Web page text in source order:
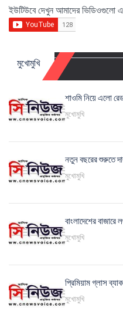
ইউটিউবে দেখুন আমাদের ভিডিওগুলো
মুখোমুখি
শাওমি নিয়ে এলো
মুখোমুখি
নতুন বছরের শুরুতে
মুখোমুখি
বাংলাদেশের
মুখোমুখি
প্রিমিয়াম গ্লাস
মুখোমুখি